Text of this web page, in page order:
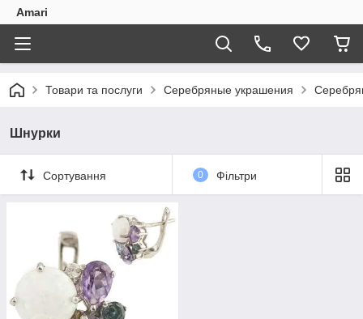
Amari
Товари та послуги Серебряные украшения
Шнурки
Сортування 0 Фільтри